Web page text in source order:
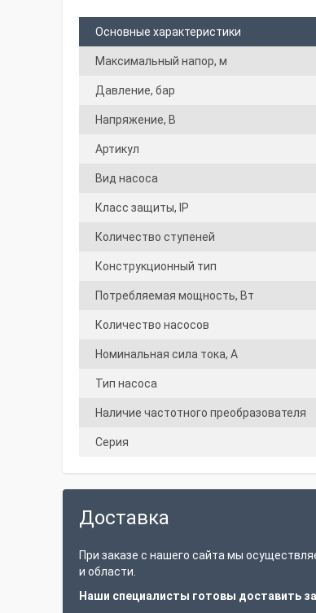
Основные характеристики
Максимальный напор, м
Давление, бар
Напряжение, В
Артикул
Вид насоса
Класс защиты, IP
Количество ступеней
Конструкционный тип
Потребляемая мощность, Вт
Количество насосов
Номинальная сила тока, А
Тип насоса
Наличие частотного преобразователя
Серия
Доставка
При заказе с нашего сайта мы
и области.
Наши специалисты готовы доставить